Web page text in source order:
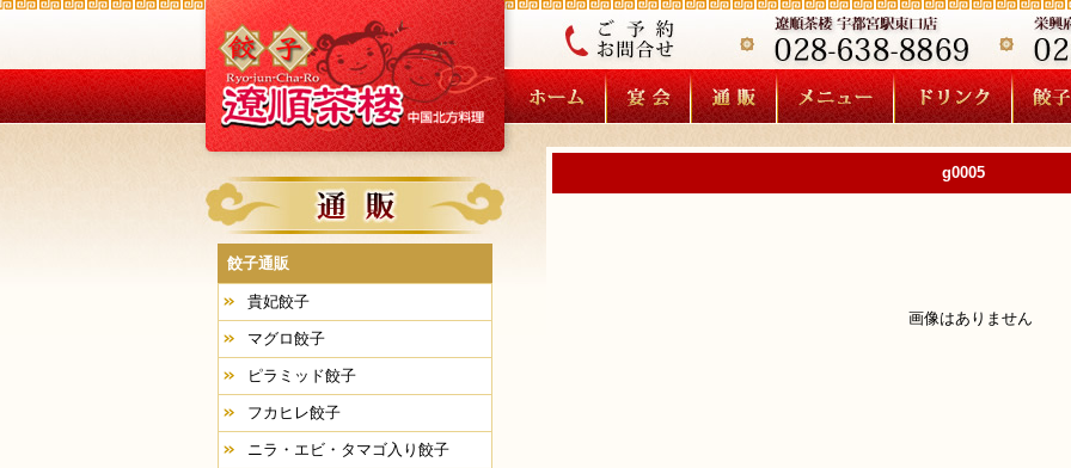
餃子通販
貴妃餃子
マグロ餃子
ピラミッド餃子
フカヒレ餃子
ニラ・エビ・タマゴ入り餃子
g0005
画像はありません